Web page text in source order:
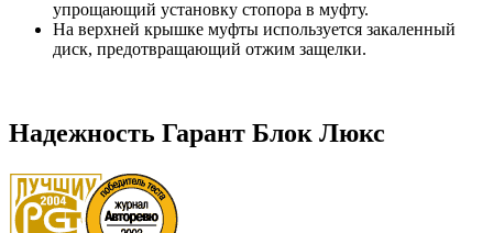
упрощающий установку стопора в муфту.
На верхней крышке муфты используется закаленный
диск, предотвращающий отжим защелки.
Надежность Гарант Блок Люкс